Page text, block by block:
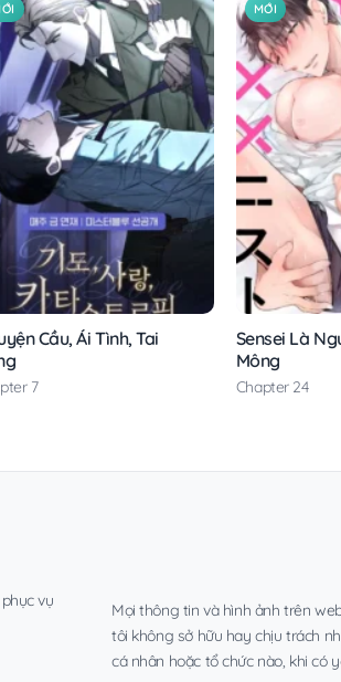
Cầu, Ái Tình, Tai
7
MỚI
Sensei Là
Mông
Chapter 24
vụ
Mọi thông tin và hình ảnh trên
tôi không sở hữu hay chịu trách
cá nhân hoặc tổ chức nào, khi có